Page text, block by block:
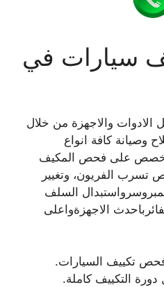
سيارات في
والاجهزة من خلال
وصيانة كافة انواع
على فحص المكيف
تسرب الفريون، وتغيير
السلف
الاجهزةواعلى
تكييف السيارات.
دورة التكييف كاملة.